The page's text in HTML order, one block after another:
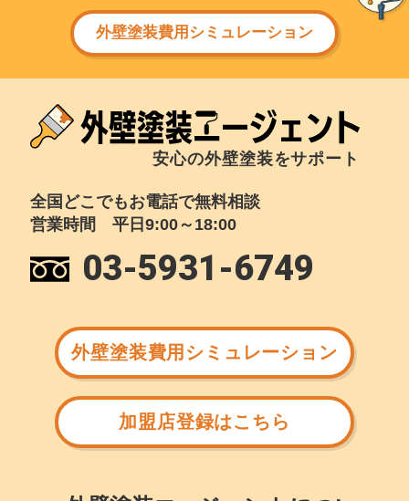
外壁塗装費用シミュレーション
安心の外壁塗装をサポート
全国どこでもお電話で無料相談
営業時間 平日9:00～18:00
03-5931-6749
外壁塗装費用シミュレーション
加盟店登録はこちら